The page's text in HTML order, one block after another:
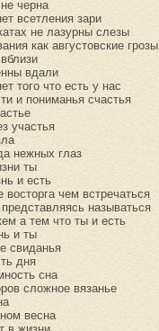
черна
всетления зари
не лазурны слезы
как августовские грозы
вдали
того что есть у нас
и пониманья счастья
участья
нежных глаз
ты
и есть
восторга чем встречаться
называться
а тем что ты и есть
и ты
свиданья
дня
сна
сложное вязанье
весна
в жизни